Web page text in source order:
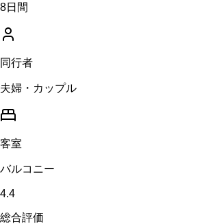
8日間
同行者
夫婦・カップル
客室
バルコニー
4.4
総合評価